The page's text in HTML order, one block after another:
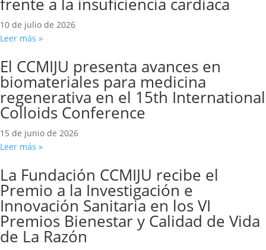
10 de julio de 2026
Leer más »
El CCMIJU presenta avances en
biomateriales para medicina
regenerativa en el 15th International
Colloids Conference
15 de junio de 2026
Leer más »
La Fundación CCMIJU recibe el
Premio a la Investigación e
Innovación Sanitaria en los VI
Premios Bienestar y Calidad de Vida
de La Razón